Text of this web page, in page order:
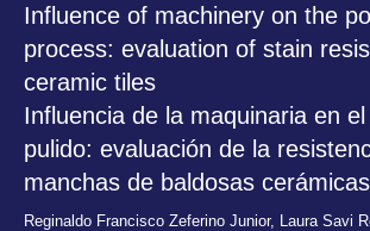
Influence of machinery on the
process: evaluation of stain
ceramic tiles
Influencia de la maquinaria en
pulido: evaluación de la
manchas de baldosas cerámicas
Reginaldo Francisco Zeferino Junior, Laura Savi